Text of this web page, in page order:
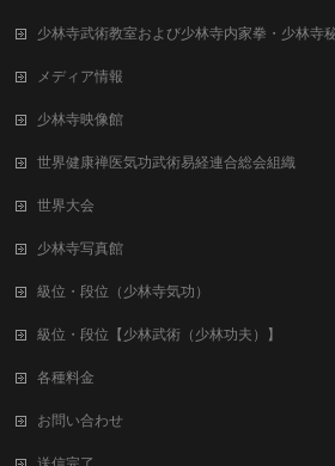
少林寺武術教室および少林寺内家拳・少林寺
メディア情報
少林寺映像館
世界健康禅医気功武術易経連合総会組織
世界大会
少林寺写真館
級位・段位（少林寺気功）
級位・段位【少林武術（少林功夫）】
各種料金
お問い合わせ